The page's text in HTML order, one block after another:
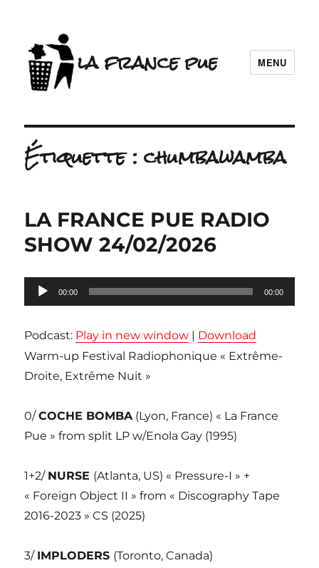
la france pue MENU
Étiquette :chumbawamba
LA FRANCE PUE RADIO
SHOW 24/02/2026
Lecteur
audio
00:00 00:00
Podcast: Play in new window | Download
Warm-up Festival Radiophonique « Extrême-
Droite, Extrême Nuit »
0/COCHE BOMBA(Lyon, France) « La France
Pue » from split LP w/Enola Gay (1995)
1+2/ NURSE (Atlanta, US) « Pressure-I » +
« Foreign Object II » from « Discography Tape
2016-2023 » CS (2025)
3/ IMPLODERS (Toronto, Canada)